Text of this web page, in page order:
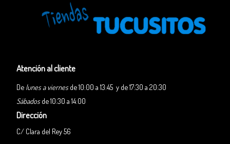
Atención al cliente
De lunes a viernesde 10:00 a 13:45 y de 17:30 a 20:30
Sábadosde 10:30 a 14:00
Dirección
C/ Clara del Rey 56